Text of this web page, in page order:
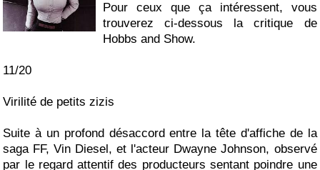
Pour ceux que ça intéressent, vous
trouverez ci-dessous la critique de
Hobbs and Show.
11/20
Virilité de petits zizis
Suite à un profond désaccord entre la tête d'affiche de la
saga FF, Vin Diesel, et l'acteur Dwayne Johnson, observé
par le regard attentif des producteurs sentant poindre une